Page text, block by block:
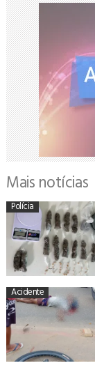
Mais notícias
Polícia
Acidente